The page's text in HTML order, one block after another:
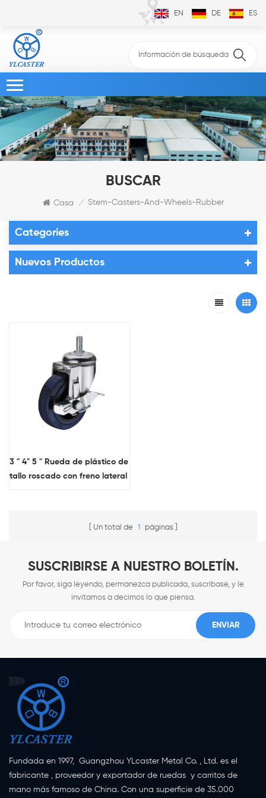
EN DE ES
BUSCAR
Casa / Stem-Casters-And-Wheels-Rubber
Categories
Nuevos Productos
3 " 4" 5 " Rueda de plástico de
tallo roscado con freno lateral
Un total de 1 páginas
SUSCRIBIRSE A NUESTRO BOLETÍN.
Por favor, siga leyendo, permanezca publicada, suscríbase, y le
invitamos a decirnos lo que piensa.
Fundada en 1997, Guangzhou YLcaster Metal Co. , Ltd. es el
fabricante , proveedor y exportador de ruedas y carritos de
mano más famoso de China. Con una superficie de 35.000